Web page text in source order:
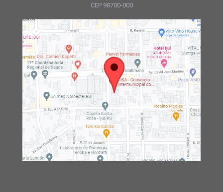
CEP 98700-000